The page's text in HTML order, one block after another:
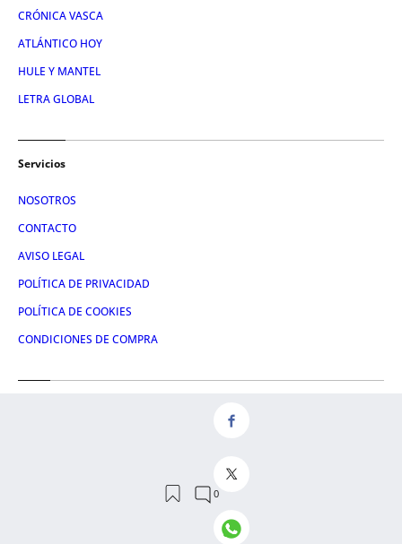
CRÓNICA VASCA
ATLÁNTICO HOY
HULE Y MANTEL
LETRA GLOBAL
Servicios
NOSOTROS
CONTACTO
AVISO LEGAL
POLÍTICA DE PRIVACIDAD
POLÍTICA DE COOKIES
CONDICIONES DE COMPRA